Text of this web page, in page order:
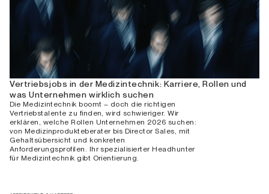
Vertriebsjobs in der Medizintechnik: Karriere, Rollen und
was Unternehmen wirklich suchen
Die Medizintechnik boomt – doch die richtigen
Vertriebstalente zu finden, wird schwieriger. Wir
erklären, welche Rollen Unternehmen 2026 suchen:
von Medizinprodukteberater bis Director Sales, mit
Gehaltsübersicht und konkreten
Anforderungsprofilen. Ihr spezialisierter Headhunter
für Medizintechnik gibt Orientierung.